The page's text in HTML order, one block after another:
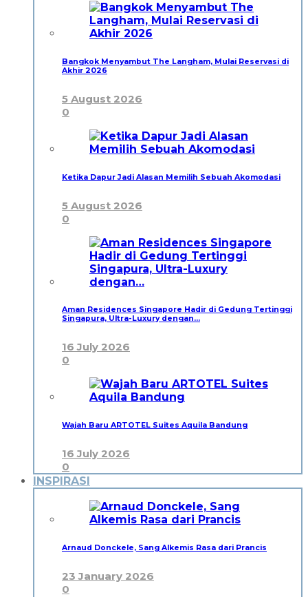
Bangkok Menyambut The Langham, Mulai Reservasi di
Akhir 2026
5 August 2026
0
Ketika Dapur Jadi Alasan Memilih Sebuah Akomodasi
5 August 2026
0
Aman Residences Singapore Hadir di Gedung Tertinggi
Singapura, Ultra-Luxury dengan…
16 July 2026
0
Wajah Baru ARTOTEL Suites Aquila Bandung
16 July 2026
0
INSPIRASI
Arnaud Donckele, Sang Alkemis Rasa dari Prancis
23 January 2026
0